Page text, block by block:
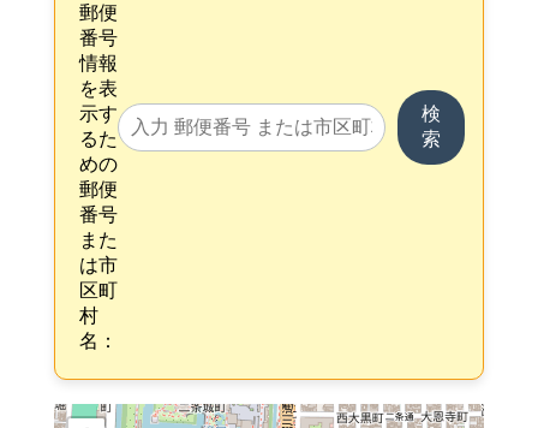
郵便
番号
情報
を表
示す
るた
めの
郵便
番号
また
は市
区町
村
名：
検
索